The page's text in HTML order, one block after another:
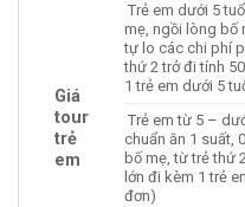
Giá
tour
trẻ
em
Trẻ em dưới 5
mẹ, ngồi lòng bố
tự lo các chi phí
thứ 2 trở đi tính
1 trẻ em dưới 5
Trẻ em từ 5 –
chuẩn ăn 1 suất,
bố mẹ, từ trẻ thứ
lớn đi kèm 1 trẻ
đơn)